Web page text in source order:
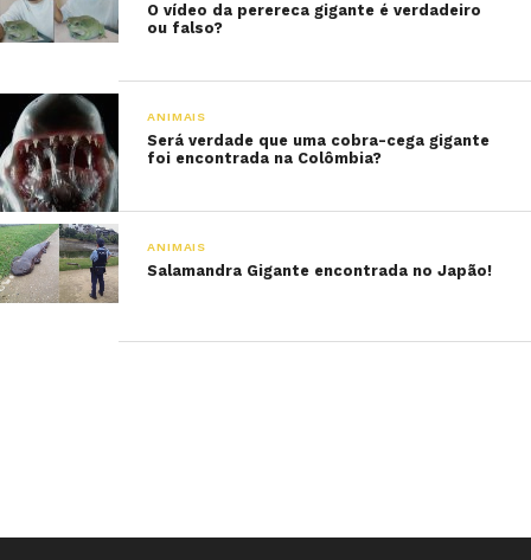
O vídeo da perereca gigante é verdadeiro
ou falso?
ANIMAIS
Será verdade que uma cobra-cega gigante
foi encontrada na Colômbia?
ANIMAIS
Salamandra Gigante encontrada no Japão!